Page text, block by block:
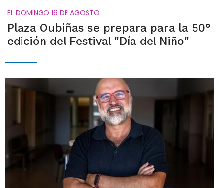
EL DOMINGO 16 DE AGOSTO
Plaza Oubiñas se prepara para la 50°
edición del Festival "Día del Niño"